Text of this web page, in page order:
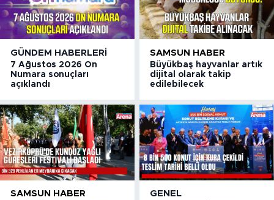
GÜNDEM HABERLERI
7 Ağustos 2026 On
Numara sonuçları
açıklandı
SAMSUN HABER
Büyükbaş hayvanlar artık
dijital olarak takip
edilebilecek
SAMSUN HABER GENEL